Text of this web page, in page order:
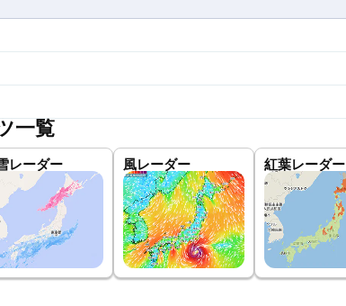
一覧
レーダー 風レーダー 紅葉レーダー